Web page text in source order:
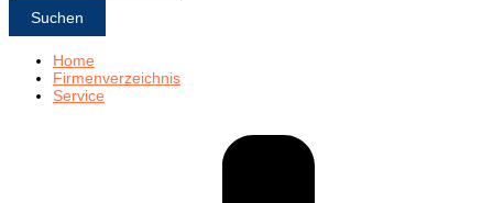
Suchen
Home
Firmenverzeichnis
Service